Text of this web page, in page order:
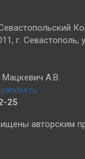
г. Севастополь,
Мацкевич А.В.
25
авторским